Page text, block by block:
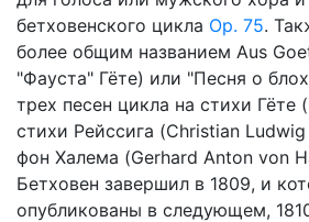
бетховенского цикла Op. 75.
более общим названием Aus
"Фауста" Гёте) или "Песня о
трех песен цикла на стихи
стихи Рейссига (Christian
фон Халема (Gerhard Anton von
Бетховен завершил в 1809, и
опубликованы в следующем,